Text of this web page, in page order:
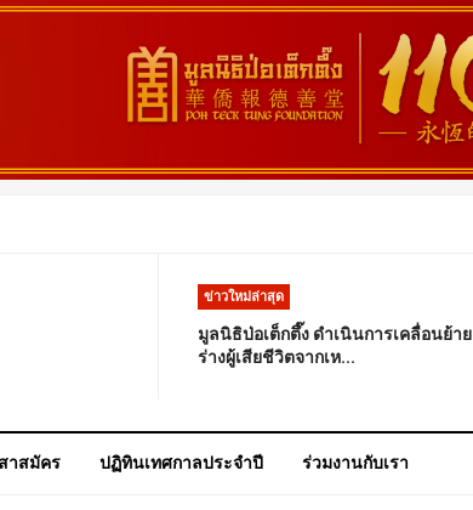
ข่าวใหม่ล่าสุด
มูลนิธิป่อเต็กตึ๊ง ดำเนินการเคลื่อนย้าย
ร่างผู้เสียชีวิตจากเห...
าสมัคร ปฏิทินเทศกาลประจำปี ร่วมงานกับเรา